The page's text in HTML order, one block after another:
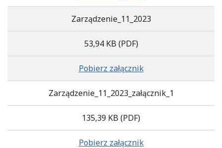
Zarządzenie_11_2023
53,94 KB (PDF)
Pobierz załącznik
Zarządzenie_11_2023_załącznik_1
135,39 KB (PDF)
Pobierz załącznik